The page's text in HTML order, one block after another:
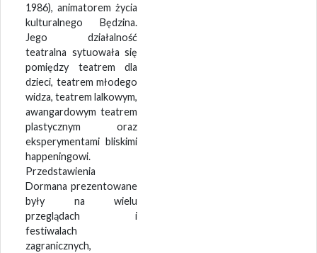
1986), animatorem życia
kulturalnego Będzina.
Jego działalność
teatralna sytuowała się
pomiędzy teatrem dla
dzieci, teatrem młodego
widza, teatrem lalkowym,
awangardowym teatrem
plastycznym oraz
eksperymentami bliskimi
happeningowi.
Przedstawienia
Dormana prezentowane
były na wielu
przeglądach i
festiwalach
zagranicznych,